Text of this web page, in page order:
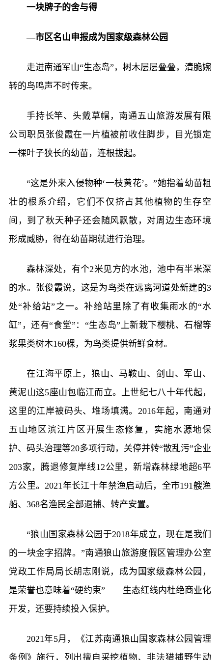
一块牌子的舍与得
—市区名山申报成为国家级森林公园
走进南通军山“生态岛”，树木层层叠叠，清脆婉
转的鸟鸣声不时传来。
手持长竿、头戴草帽，南通五山旅游发展有限
公司职员张俊霞在一片植被前收住脚步，目光锁定
一棵叶子狭长的幼苗，连根拔起。
“这是外来入侵物种‘一枝黄花’。”她指着幼苗粗
壮的根系介绍，它们不仅挤占其他植物的生存空
间，到了秋天种子还会随风飘散，对周边生态环境
形成威胁，得在幼苗期就进行治理。
森林深处，有个2米见方的水池，池中有半米深
的水。张俊霞说，这是为鸟类在远离河道处新建的3
处“补给站”之一。补给站里除了有收集雨水的“水
缸”，还有“食堂”：“生态岛”上新栽下樱桃、石榴等
浆果类树木160棵，为鸟类提供新鲜食材。
在江海平原上，狼山、马鞍山、剑山、军山、
黄泥山这5座山包临江而立。上世纪七八十年代起，
这里的江岸被码头、堆场填满。2016年起，南通对
五山地区滨江片区开展生态修复，实施水源地保
护、码头治理等20多项行动，关停并转“散乱污”企业
203家，腾退修复岸线12公里，新增森林绿地超6平
方公里。2021年长江十年禁渔启动后，全市191艘渔
船、368名渔民全部退捕、转产安置。
“狼山国家森林公园于2018年成立，现在是我们
的一块金字招牌。”南通狼山旅游度假区管理办公室
党政工作局局长胡志刚说，成为国家级森林公园，
是荣誉也意味着“硬约束”——生态红线内杜绝商业化
开发，还要持续投入保护。
2021年5月，《江苏南通狼山国家森林公园管理
条例》施行，列出擅自采挖植物、非法猎捕野生动